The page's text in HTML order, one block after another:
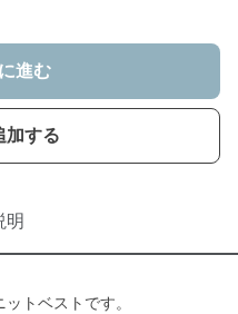
進む
加する
明
トベストです。